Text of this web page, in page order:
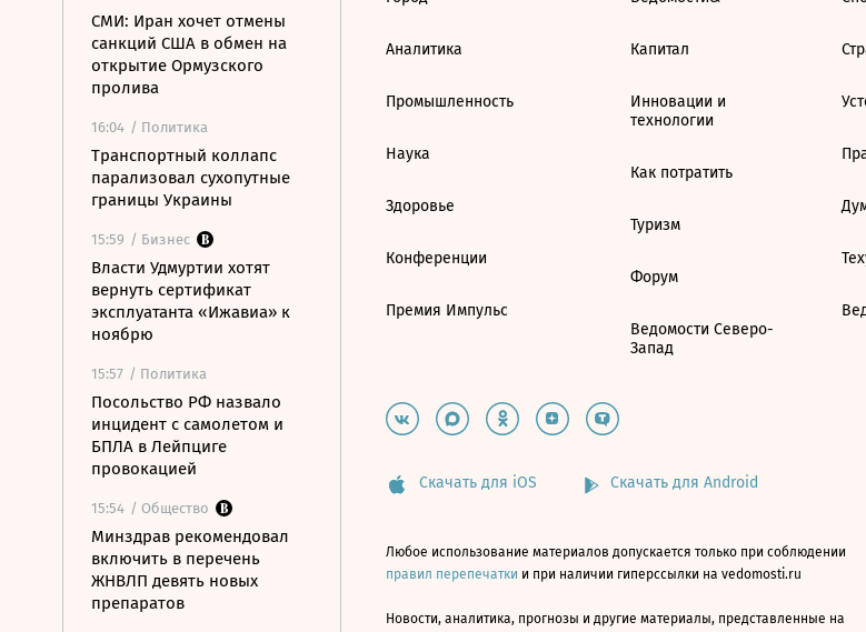
СМИ: Иран хочет отмены
санкций США в обмен на
открытие Ормузского
пролива
16:04 / Политика
Транспортный коллапс
парализовал сухопутные
границы Украины
15:59 / Бизнес
Власти Удмуртии хотят
вернуть сертификат
эксплуатанта «Ижавиа» к
ноябрю
15:57 / Политика
Посольство РФ назвало
инцидент с самолетом и
БПЛА в Лейпциге
провокацией
15:54 / Общество
Минздрав рекомендовал
включить в перечень
ЖНВЛП девять новых
препаратов
Аналитика
Промышленность
Наука
Здоровье
Конференции
Премия Импульс
Капитал
Инновации и
технологии
Как потратить
Туризм
Форум
Ведомости Северо-
Запад
Скачать для iOS Скачать для Android
Любое использование материалов допускается только при соблюдении
правил перепечатки и при наличии гиперссылки на vedomosti.ru
Новости, аналитика, прогнозы и другие материалы, представленные на